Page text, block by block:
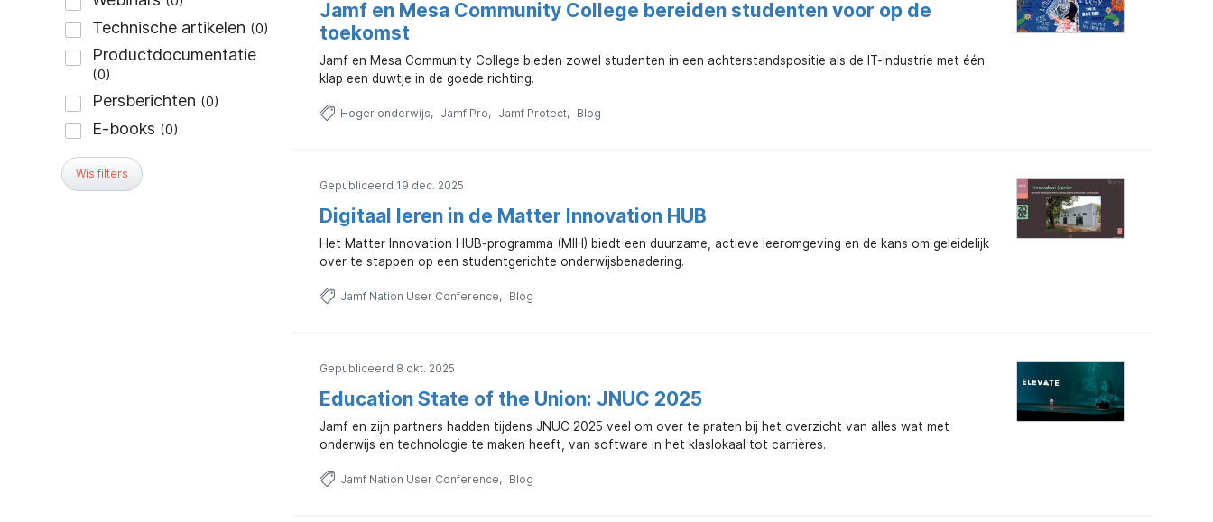
Wis filters
Jamf en Mesa Community College bereiden studenten voor op de
toekomst
Jamf en Mesa Community College bieden zowel studenten in een achterstandspositie als de IT-industrie met één
klap een duwtje in de goede richting.
Hoger onderwijs Jamf Pro Jamf Protect Blog
Gepubliceerd 19 dec. 2025
Digitaal leren in de Matter Innovation HUB
Het Matter Innovation HUB-programma (MIH) biedt een duurzame, actieve leeromgeving en de kans om geleidelijk
over te stappen op een studentgerichte onderwijsbenadering.
Jamf Nation User Conference Blog
Gepubliceerd 8 okt. 2025
Education State of the Union: JNUC 2025
Jamf en zijn partners hadden tijdens JNUC 2025 veel om over te praten bij het overzicht van alles wat met
onderwijs en technologie te maken heeft, van software in het klaslokaal tot carrières.
Jamf Nation User Conference Blog